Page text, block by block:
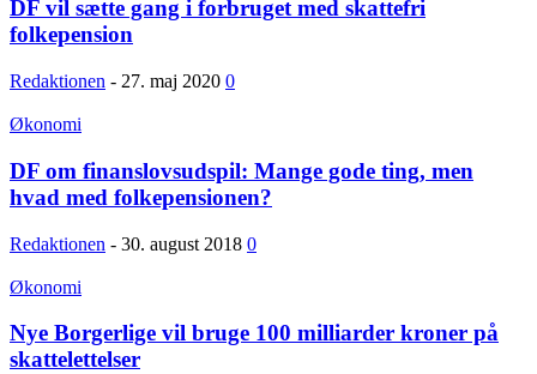
DF vil sætte gang i forbruget med skattefri
folkepension
Redaktionen - 27. maj 2020 0
Økonomi
DF om finanslovsudspil: Mange gode ting, men
hvad med folkepensionen?
Redaktionen - 30. august 2018 0
Økonomi
Nye Borgerlige vil bruge 100 milliarder kroner på
skattelettelser